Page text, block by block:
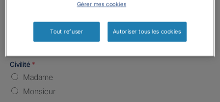
Non
Civilité *
Madame
Monsieur
Gérer mes cookies
Tout refuser Autoriser tous les cookies